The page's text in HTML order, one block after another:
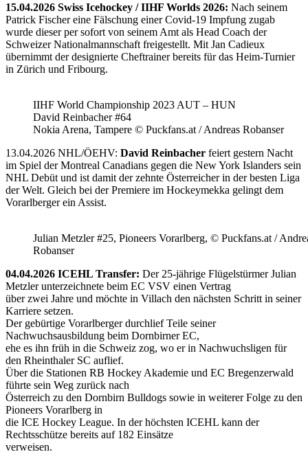
15.04.2026 Swiss Icehockey / IIHF Worlds 2026: Nach seinem
Patrick Fischer eine Fälschung einer Covid-19 Impfung zugab
wurde dieser per sofort von seinem Amt als Head Coach der
Schweizer Nationalmannschaft freigestellt. Mit Jan Cadieux
übernimmt der designierte Cheftrainer bereits für das Heim-Turnier
in Zürich und Fribourg.
IIHF World Championship 2023 AUT – HUN
David Reinbacher #64
Nokia Arena, Tampere © Puckfans.at / Andreas Robanser
13.04.2026 NHL/ÖEHV: David Reinbacher feiert gestern Nacht
im Spiel der Montreal Canadians gegen die New York Islanders sein
NHL Debüt und ist damit der zehnte Österreicher in der besten Liga
der Welt. Gleich bei der Premiere im Hockeymekka gelingt dem
Vorarlberger ein Assist.
Julian Metzler #25, Pioneers Vorarlberg, © Puckfans.at /
Robanser
04.04.2026 ICEHL Transfer: Der 25-jährige Flügelstürmer Julian
Metzler unterzeichnete beim EC VSV einen Vertrag
über zwei Jahre und möchte in Villach den nächsten Schritt in seiner
Karriere setzen.
Der gebürtige Vorarlberger durchlief Teile seiner
Nachwuchsausbildung beim Dornbirner EC,
ehe es ihn früh in die Schweiz zog, wo er in Nachwuchsligen für
den Rheinthaler SC auflief.
Über die Stationen RB Hockey Akademie und EC Bregenzerwald
führte sein Weg zurück nach
Österreich zu den Dornbirn Bulldogs sowie in weiterer Folge zu den
Pioneers Vorarlberg in
die ICE Hockey League. In der höchsten ICEHL kann der
Rechtsschütze bereits auf 182 Einsätze
verweisen.